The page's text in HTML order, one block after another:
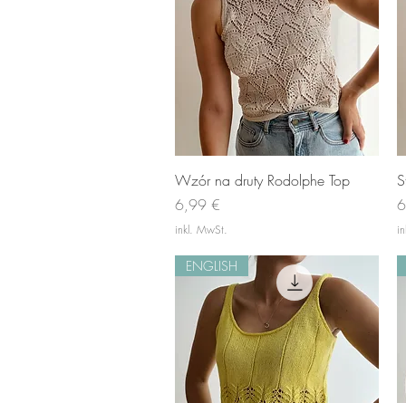
Schnellansicht
Wzór na druty Rodolphe Top
Preis
6,99 €
inkl. MwSt.
ENGLISH